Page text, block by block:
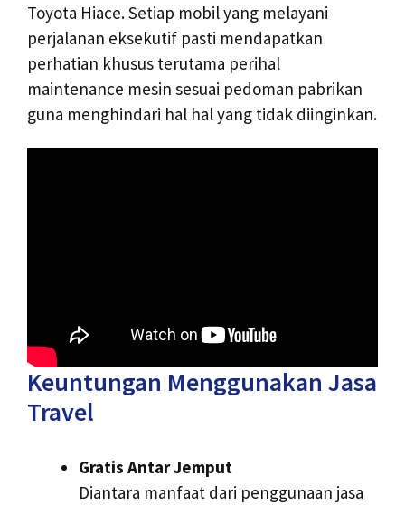
Toyota Hiace. Setiap mobil yang melayani
perjalanan eksekutif pasti mendapatkan
perhatian khusus terutama perihal
maintenance mesin sesuai pedoman pabrikan
guna menghindari hal hal yang tidak diinginkan.
Keuntungan Menggunakan Jasa
Travel
Gratis Antar Jemput
Diantara manfaat dari penggunaan jasa